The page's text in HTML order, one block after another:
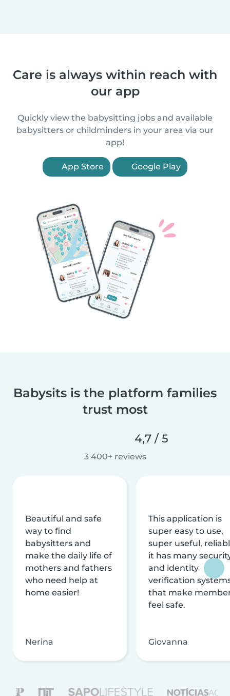
Care is always within reach with
our app
Quickly view the babysitting jobs and available
babysitters or childminders in your area via our
app!
App Store Google Play
Babysits is the platform families
trust most
4,7 / 5
3 400+ reviews
Beautiful and safe
way to find
babysitters and
make the daily life of
mothers and fathers
who need help at
home easier!
Nerina
This application is
super easy to use,
super useful,
it has many
and identity
verification
that make
feel safe.
Giovanna